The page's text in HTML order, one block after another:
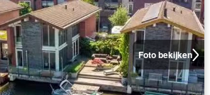
Foto bekijken